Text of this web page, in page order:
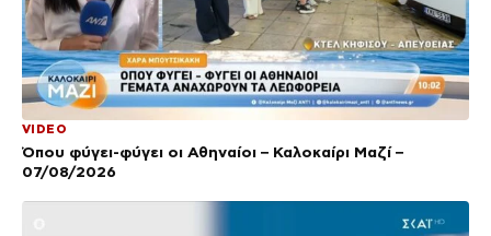
VIDEO
Όπου φύγει-φύγει οι Αθηναίοι – Καλοκαίρι Μαζί –
07/08/2026